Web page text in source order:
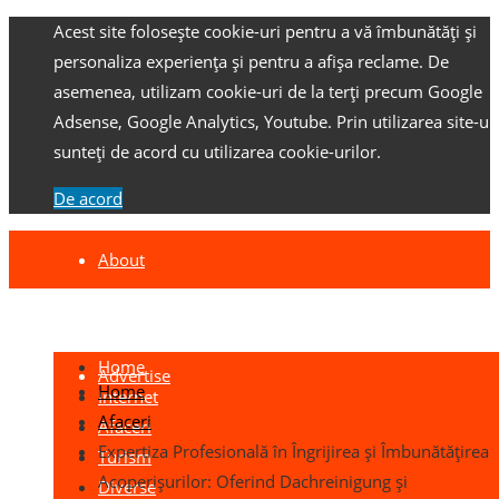
Acest site folosește cookie-uri pentru a vă îmbunătăți și
personaliza experiența și pentru a afișa reclame. De
asemenea, utilizam cookie-uri de la terți precum Google
Adsense, Google Analytics, Youtube. Prin utilizarea site-
sunteți de acord cu utilizarea cookie-urilor.
De acord
About
Advertise
Home
Internet
Afaceri
Turism
Diverse
Home
Afaceri
Expertiza Profesională în Îngrijirea și Îmbunătățirea
Acoperișurilor: Oferind Dachreinigung și